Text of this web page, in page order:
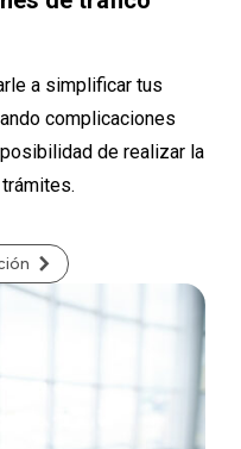
a simplificar tus
complicaciones
de realizar la